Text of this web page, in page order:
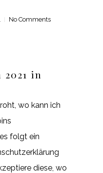
No Comments
in
wo kann ich
folgt ein
diese, wo